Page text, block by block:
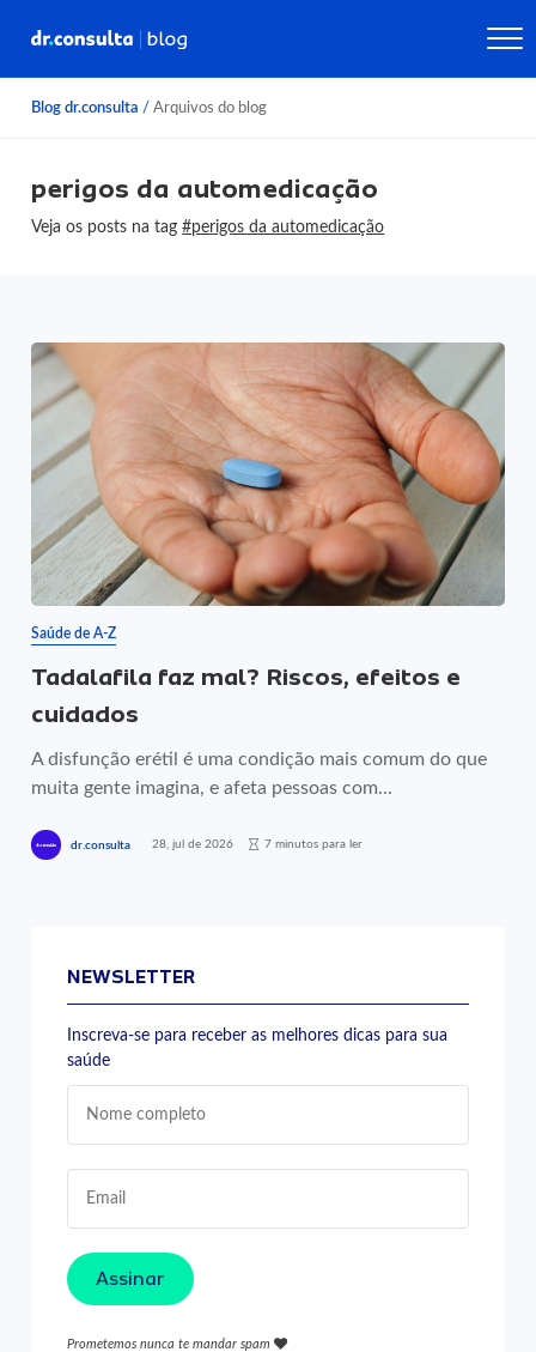
Blog dr.consulta / Arquivos do blog
perigos da automedicação
Veja os posts na tag#perigos da automedicação
Saúde de A-Z
Tadalafila faz mal? Riscos, efeitos e
cuidados
A disfunção erétil é uma condição mais comum do que
muita gente imagina, e afeta pessoas com...
dr.consulta 28, jul de 2026 7 minutos para ler
NEWSLETTER
Inscreva-se para receber as melhores dicas para sua
saúde
Assinar
Prometemos nunca te mandar spam